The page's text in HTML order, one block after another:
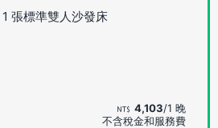
張標準雙人沙發床
4,103/1 晚
不含稅金和服務費